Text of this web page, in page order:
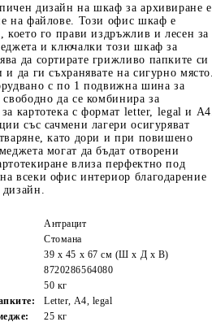
дизайн на шкаф за архивиране е
на файлове. Този офис шкаф е
което го прави издръжлив и лесен за
и ключалки този шкаф за
да сортирате грижливо папките си
да ги съхранявате на сигурно място.
с по 1 подвижна шина за
да се комбинира за
картотека с формат letter, legal и A4.
със сачмени лагери осигуряват
като дори и при повишено
могат да бъдат отворени
влиза перфектно под
всеки офис интериор благодарение
Антрацит
Стомана
39 x 45 x 67 cм (Ш x Д x В)
8720286564080
50 кг
Letter, A4, legal
25 кг